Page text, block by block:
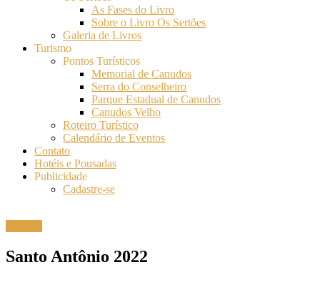
As Fases do Livro
Sobre o Livro Os Sertões
Galeria de Livros
Turismo
Pontos Turísticos
Memorial de Canudos
Serra do Conselheiro
Parque Estadual de Canudos
Canudos Velho
Roteiro Turístico
Calendário de Eventos
Contato
Hotéis e Pousadas
Publicidade
Cadastre-se
Santo Antônio 2022